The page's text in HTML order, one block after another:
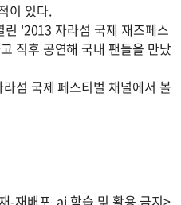
이 있다.
'2013 자라섬 국제 재즈페스
직후 공연해 국내 팬들을 만났
섬 국제 페스티벌 채널에서 볼